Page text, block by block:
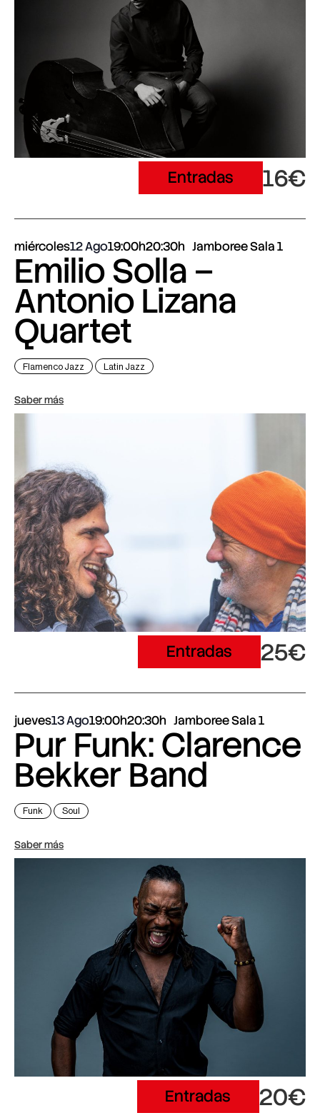
Entradas 16€
miércoles12 Ago19:00h20:30h Jamboree Sala 1
Emilio Solla –
Antonio Lizana
Quartet
Flamenco Jazz Latin Jazz
Saber más
Entradas 25€
jueves13 Ago19:00h20:30h Jamboree Sala 1
Pur Funk: Clarence
Bekker Band
Funk Soul
Saber más
Entradas 20€